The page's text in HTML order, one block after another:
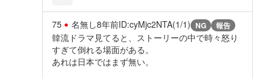
75 名無し8年前ID:cyMjc2NTA(1/1) NG 報告
韓流ドラマ見てると、ストーリーの中で時々怒り
すぎて倒れる場面がある。
あれは日本ではまず無い。